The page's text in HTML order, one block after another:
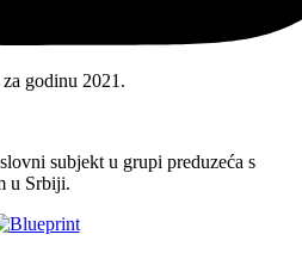
godinu 2021.
subjekt u grupi preduzeća s
u Srbiji.